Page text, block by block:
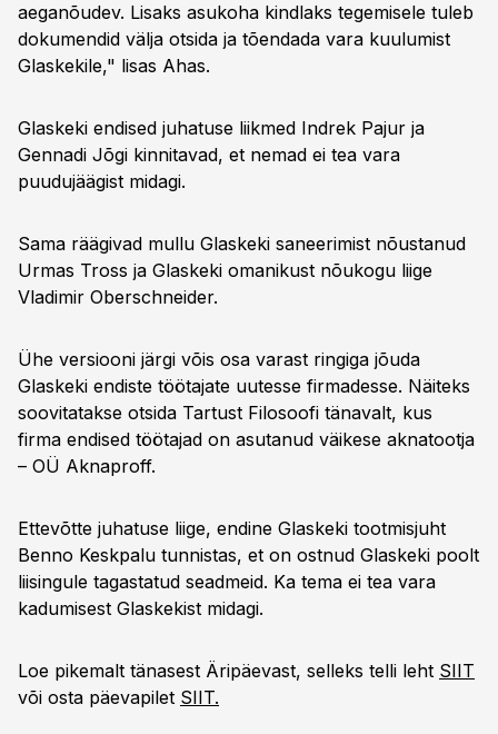
aeganõudev. Lisaks asukoha kindlaks tegemisele tuleb
dokumendid välja otsida ja tõendada vara kuulumist
Glaskekile," lisas Ahas.
Glaskeki endised juhatuse liikmed Indrek Pajur ja
Gennadi Jõgi kinnitavad, et nemad ei tea vara
puudujäägist midagi.
Sama räägivad mullu Glaskeki saneerimist nõustanud
Urmas Tross ja Glaskeki omanikust nõukogu liige
Vladimir Oberschneider.
Ühe versiooni järgi võis osa varast ringiga jõuda
Glaskeki endiste töötajate uutesse firmadesse. Näiteks
soovitatakse otsida Tartust Filosoofi tänavalt, kus
firma endised töötajad on asutanud väikese aknatootja
– OÜ Aknaproff.
Ettevõtte juhatuse liige, endine Glaskeki tootmisjuht
Benno Keskpalu tunnistas, et on ostnud Glaskeki poolt
liisingule tagastatud seadmeid. Ka tema ei tea vara
kadumisest Glaskekist midagi.
Loe pikemalt tänasest Äripäevast, selleks telli leht SIIT
või osta päevapilet SIIT.